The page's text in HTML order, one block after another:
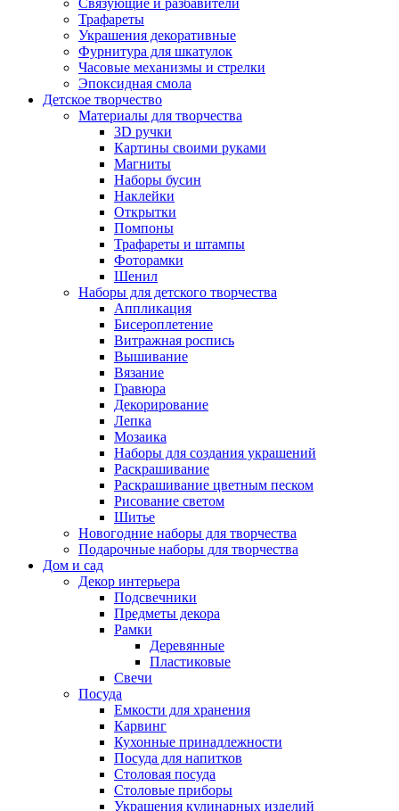
Связующие и разбавители
Трафареты
Украшения декоративные
Фурнитура для шкатулок
Часовые механизмы и стрелки
Эпоксидная смола
Детское творчество
Материалы для творчества
3D ручки
Картины своими руками
Магниты
Наборы бусин
Наклейки
Открытки
Помпоны
Трафареты и штампы
Фоторамки
Шенил
Наборы для детского творчества
Аппликация
Бисероплетение
Витражная роспись
Вышивание
Вязание
Гравюра
Декорирование
Лепка
Мозаика
Наборы для создания украшений
Раскрашивание
Раскрашивание цветным песком
Рисование светом
Шитье
Новогодние наборы для творчества
Подарочные наборы для творчества
Дом и сад
Декор интерьера
Подсвечники
Предметы декора
Рамки
Деревянные
Пластиковые
Свечи
Посуда
Емкости для хранения
Карвинг
Кухонные принадлежности
Посуда для напитков
Столовая посуда
Столовые приборы
Украшения кулинарных изделий